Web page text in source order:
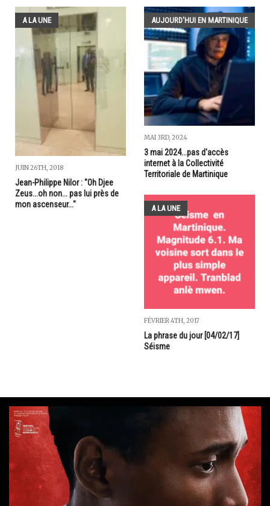
A LA UNE
JUIN 26TH, 2018
Jean-Philippe Nilor : "Oh Djee
Zeus...oh non... pas lui près de
mon ascenseur..."
AUJOURD'HUI EN MARTINIQUE
MAI 3RD, 2024
3 mai 2024...pas d'accès
internet à la Collectivité
Territoriale de Martinique
A LA UNE
FÉVRIER 4TH, 2017
La phrase du jour [04/02/17]
Séisme